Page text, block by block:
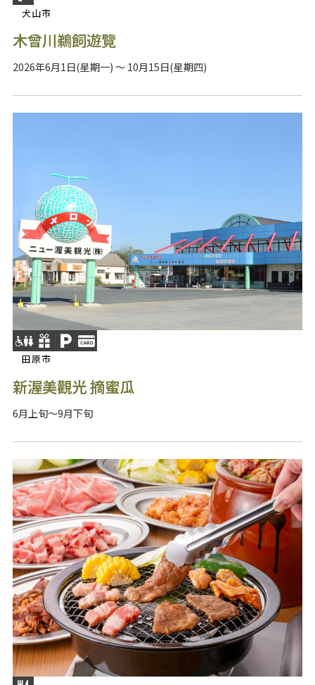
犬山市
木曾川鵜飼遊覽
2026年6月1日(星期一) ～ 10月15日(星期四)
田原市
新渥美觀光 摘蜜瓜
6月上旬～9月下旬